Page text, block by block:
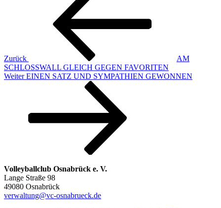
Zurück
AM
SCHLOSSWALL GLEICH GEGEN FAVORITEN
Nächster
Weiter EINEN SATZ UND SYMPATHIEN GEWONNEN
Volleyballclub Osnabrück e. V.
Lange Straße 98
49080 Osnabrück
verwaltung@vc-osnabrueck.de